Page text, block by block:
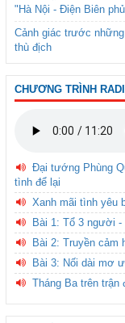
"Hà Nội - Điện Biên
Cảnh giác trước
thù địch
CHƯƠNG TRÌNH
Đại tướng Phùng
tình để lại
Xanh mãi tình yêu
Bài 1: Tổ 3 người
Bài 2: Truyền cảm
Bài 3: Nối dài mơ
Tháng Ba trên trận